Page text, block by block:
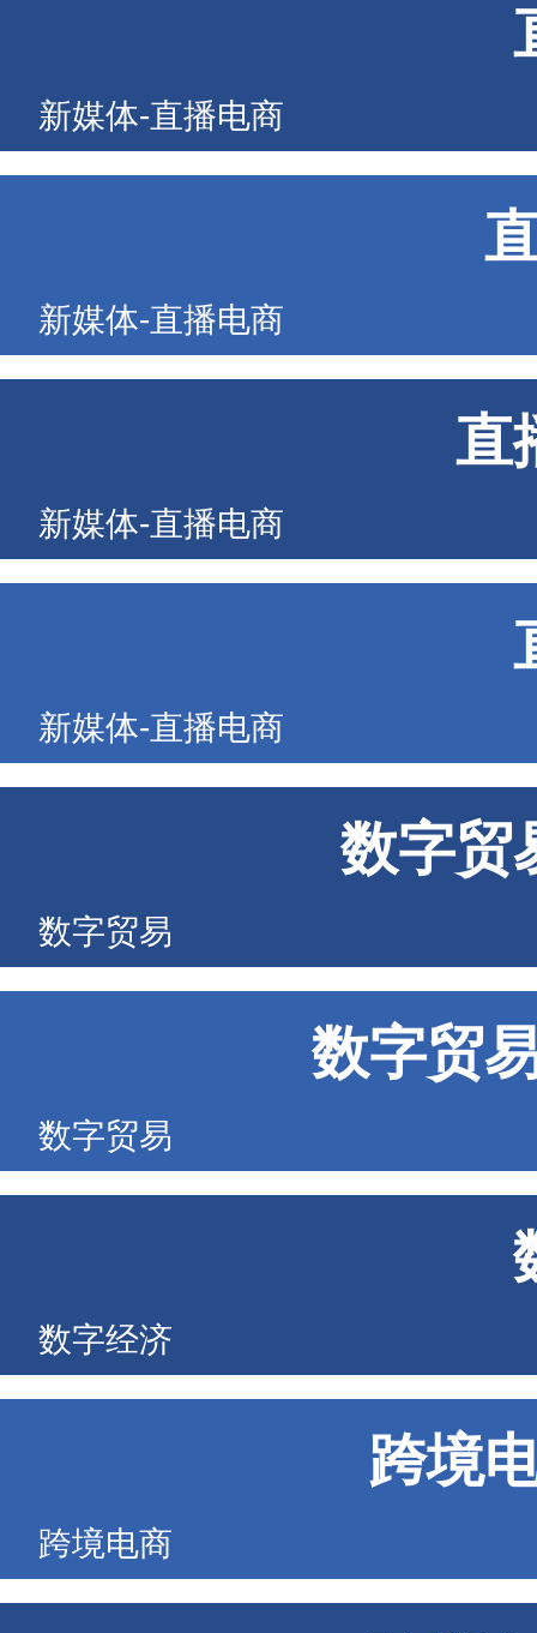
新媒体-直播电商
新媒体-直播电商
直
新媒体-直播电商
新媒体-直播电商
数字贸
数字贸易
数字贸
数字贸易
数字经济
跨境
跨境电商